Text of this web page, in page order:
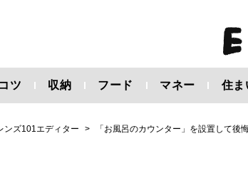
ツ 収納 フード マネー 住ま
ンズ101エディター 「お風呂のカウンター」を設置して